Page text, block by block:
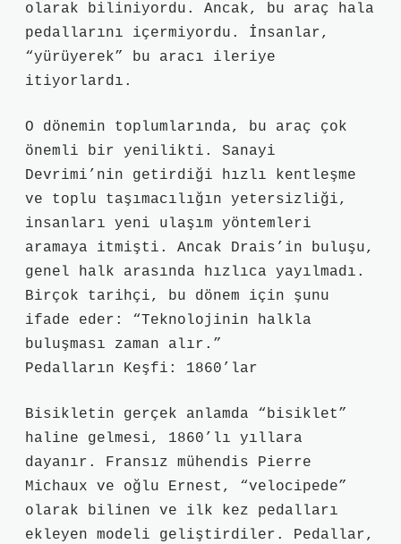
olarak biliniyordu. Ancak, bu araç hala
pedallarını içermiyordu. İnsanlar,
“yürüyerek” bu aracı ileriye
itiyorlardı.
O dönemin toplumlarında, bu araç çok
önemli bir yenilikti. Sanayi
Devrimi’nin getirdiği hızlı kentleşme
ve toplu taşımacılığın yetersizliği,
insanları yeni ulaşım yöntemleri
aramaya itmişti. Ancak Drais’in buluşu,
genel halk arasında hızlıca yayılmadı.
Birçok tarihçi, bu dönem için şunu
ifade eder: “Teknolojinin halkla
buluşması zaman alır.”
Pedalların Keşfi: 1860’lar
Bisikletin gerçek anlamda “bisiklet”
haline gelmesi, 1860’lı yıllara
dayanır. Fransız mühendis Pierre
Michaux ve oğlu Ernest, “velocipede”
olarak bilinen ve ilk kez pedalları
ekleyen modeli geliştirdiler. Pedallar,